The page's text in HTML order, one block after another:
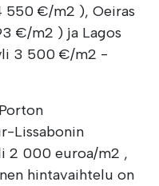
550 €/m2 ), Oeiras
€/m2 ) ja Lagos
3 500 €/m2 -
Lissabonin
2 000 euroa/m2 ,
hintavaihtelu on